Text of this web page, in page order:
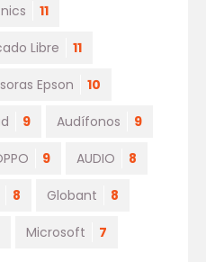
11
Libre 11
Epson 10
9 Audífonos 9
9 AUDIO 8
8 Globant 8
Microsoft 7